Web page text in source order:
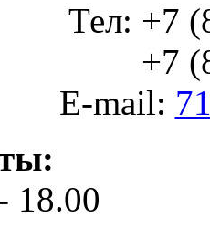
Тел: +7
+7
E-mail:
18.00